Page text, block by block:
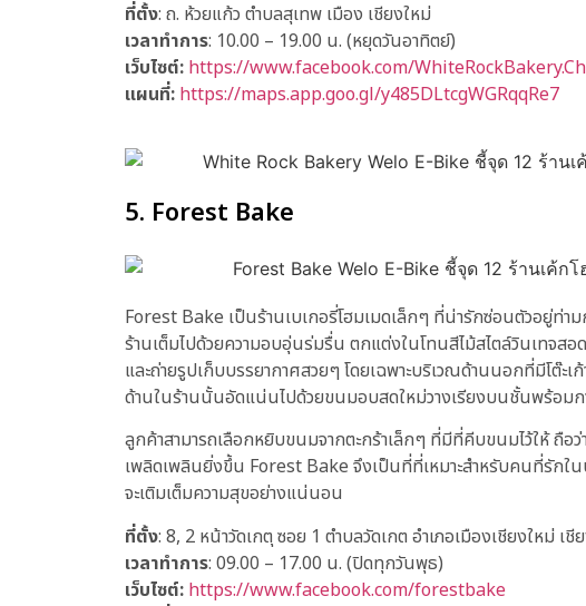
ที่ตั้ง: ถ. ห้วยแก้ว ตำบลสุเทพ เมือง เชียงใหม่
เวลาทำการ: 10.00 – 19.00 น. (หยุดวันอาทิตย์)
เว็บไซต์: https://www.facebook.com/
แผนที่: https://maps.app.goo.gl/y485DLtcgWGRqqRe7
5. Forest Bake
Forest Bake เป็นร้านเบเกอรี่โฮมเมดเล็กๆ ที่น่ารักซ่อนตัวอยู่ท่า
ร้านเต็มไปด้วยความอบอุ่นร่มรื่น ตกแต่งในโทนสีไม้สไตล์วินเทจส
และถ่ายรูปเก็บบรรยากาศสวยๆ โดยเฉพาะบริเวณด้านนอกที่มีโต๊ะ
ด้านในร้านนั้นอัดแน่นไปด้วยขนมอบสดใหม่วางเรียงบนชั้นพร้อม
ลูกค้าสามารถเลือกหยิบขนมจากตะกร้าเล็กๆ ที่มีที่คีบขนมไว้ให้ ถือ
เพลิดเพลินยิ่งขึ้น Forest Bake จึงเป็นที่ที่เหมาะสำหรับคนที่รักใ
จะเติมเต็มความสุขอย่างแน่นอน
ที่ตั้ง: 8, 2 หน้าวัดเกตุ ซอย 1 ตำบลวัดเกต อำเภอเมืองเชียงใหม่ เชี
เวลาทำการ: 09.00 – 17.00 น. (ปิดทุกวันพุธ)
เว็บไซต์: https://www.facebook.com/forestbake